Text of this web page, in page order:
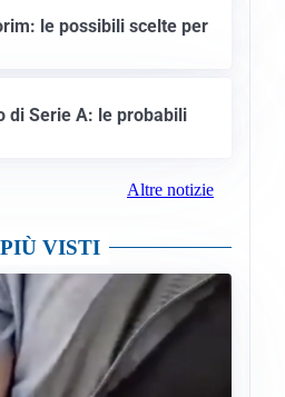
le possibili scelte per
di Serie A: le probabili
Altre notizie
VISTI